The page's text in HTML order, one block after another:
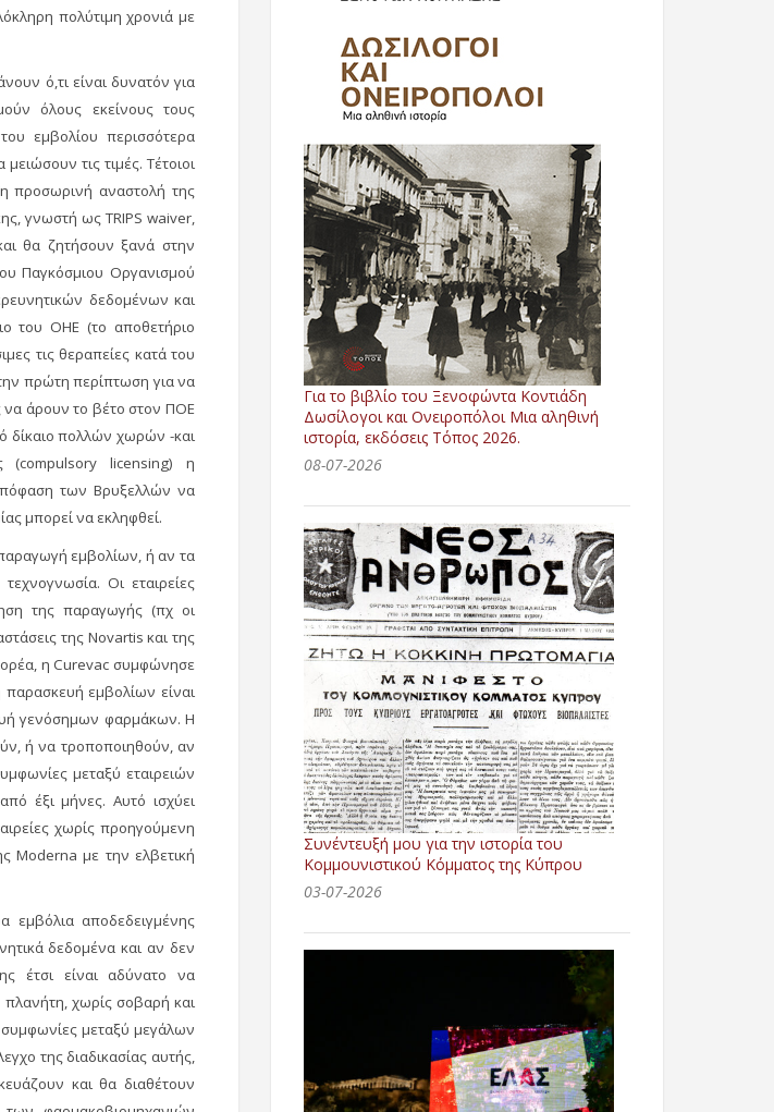
πολύτιμη χρονιά με
ό,τι είναι δυνατόν για
όλους εκείνους τους
εμβολίου περισσότερα
τις τιμές. Τέτοιοι
προσωρινή αναστολή της
γνωστή ως TRIPS waiver,
θα ζητήσουν ξανά στην
Παγκόσμιου Οργανισμού
δεδομένων και
του ΟΗΕ (το αποθετήριο
τις θεραπείες κατά του
πρώτη περίπτωση για να
να άρουν το βέτο στον ΠΟΕ
δίκαιο πολλών χωρών -και
(compulsory licensing) η
των Βρυξελλών να
μπορεί να εκληφθεί.
εμβολίων, ή αν τα
Οι εταιρείες
της παραγωγής (πχ οι
της Novartis και της
η Curevac συμφώνησε
παρασκευή εμβολίων είναι
γενόσημων φαρμάκων. Η
ή να τροποποιηθούν, αν
μεταξύ εταιρειών
έξι μήνες. Αυτό ισχύει
χωρίς προηγούμενη
Moderna με την ελβετική
αποδεδειγμένης
δεδομένα και αν δεν
έτσι είναι αδύνατο να
χωρίς σοβαρή και
μεταξύ μεγάλων
της διαδικασίας αυτής,
και θα διαθέτουν
Για το βιβλίο του Ξενοφώντα Κοντιάδη
Δωσίλογοι και Ονειροπόλοι Μια αληθινή
ιστορία, εκδόσεις Τόπος 2026.
08-07-2026
Συνέντευξή μου για την ιστορία του
Κομμουνιστικού Κόμματος της Κύπρου
03-07-2026